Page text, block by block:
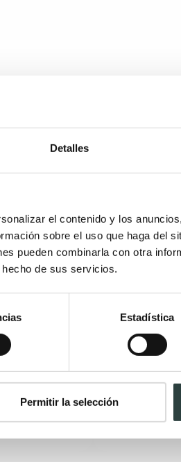
Detalles
el contenido y los
sobre el uso que haga del
pueden combinarla con otra
de sus servicios.
Estadística
Permitir la selección